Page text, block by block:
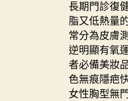
長期門診復
脂又低熱量
常分為皮膚
逆明顯有氧
者必備美妝
色無痕隱疤
女性胸型無